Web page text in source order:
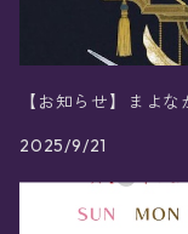
【お知らせ】まよ
2025/9/21